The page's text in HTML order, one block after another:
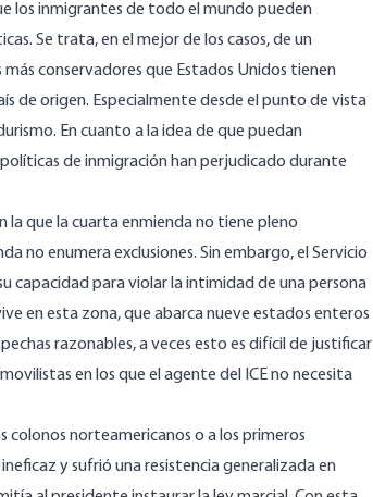
los inmigrantes de todo el mundo pueden
Se trata, en el mejor de los casos, de un
conservadores que Estados Unidos tienen
de origen. Especialmente desde el punto de vista
En cuanto a la idea de que puedan
de inmigración han perjudicado durante
la que la cuarta enmienda no tiene pleno
no enumera exclusiones. Sin embargo, el Servicio
capacidad para violar la intimidad de una persona
en esta zona, que abarca nueve estados enteros
razonables, a veces esto es difícil de justificar
en los que el agente del ICE no necesita
colonos norteamericanos o a los primeros
y sufrió una resistencia generalizada en